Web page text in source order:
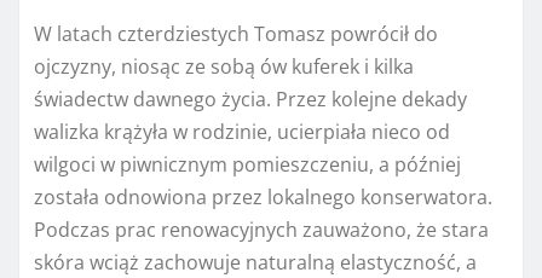
W latach czterdziestych Tomasz powrócił do
ojczyzny, niosąc ze sobą ów kuferek i kilka
świadectw dawnego życia. Przez kolejne dekady
walizka krążyła w rodzinie, ucierpiała nieco od
wilgoci w piwnicznym pomieszczeniu, a później
została odnowiona przez lokalnego konserwatora.
Podczas prac renowacyjnych zauważono, że stara
skóra wciąż zachowuje naturalną elastyczność, a